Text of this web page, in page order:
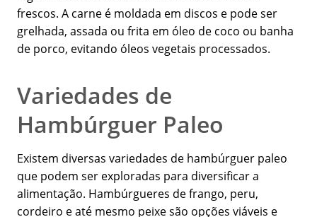
frescos. A carne é moldada em discos e pode ser
grelhada, assada ou frita em óleo de coco ou banha
de porco, evitando óleos vegetais processados.
Variedades de
Hambúrguer Paleo
Existem diversas variedades de hambúrguer paleo
que podem ser exploradas para diversificar a
alimentação. Hambúrgueres de frango, peru,
cordeiro e até mesmo peixe são opções viáveis e